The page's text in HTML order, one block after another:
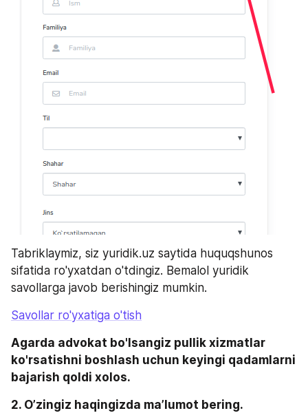
Tabriklaymiz, siz yuridik.uz saytida huquqshunos
sifatida ro'yxatdan o'tdingiz. Bemalol yuridik
savollarga javob berishingiz mumkin.
Savollar ro'yxatiga o'tish
Agarda advokat bo'lsangiz pullik xizmatlar
ko'rsatishni boshlash uchun keyingi qadamlarni
bajarish qoldi xolos.
2. O’zingiz haqingizda ma’lumot bering.